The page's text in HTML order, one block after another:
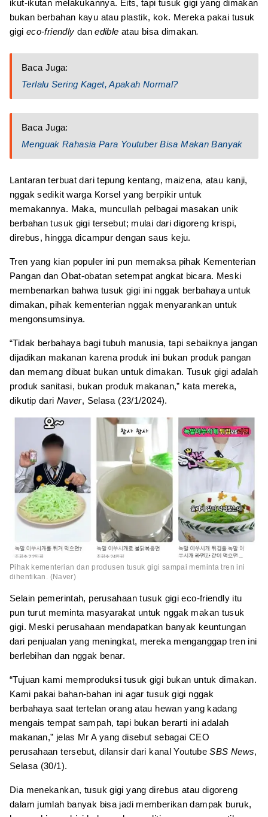
ikut-ikutan melakukannya. Eits, tapi tusuk gigi yang dimakan
bukan berbahan kayu atau plastik, kok. Mereka pakai tusuk
gigi eco-friendly danedible atau bisa dimakan.
Baca Juga:
Terlalu Sering Kaget, Apakah Normal?
Baca Juga:
Menguak Rahasia Para Youtuber Bisa Makan Banyak
Lantaran terbuat dari tepung kentang, maizena, atau kanji,
nggak sedikit warga Korsel yang berpikir untuk
memakannya. Maka, muncullah pelbagai masakan unik
berbahan tusuk gigi tersebut; mulai dari digoreng krispi,
direbus, hingga dicampur dengan saus keju.
Tren yang kian populer ini pun memaksa pihak Kementerian
Pangan dan Obat-obatan setempat angkat bicara. Meski
membenarkan bahwa tusuk gigi ini nggak berbahaya untuk
dimakan, pihak kementerian nggak menyarankan untuk
mengonsumsinya.
“Tidak berbahaya bagi tubuh manusia, tapi sebaiknya jangan
dijadikan makanan karena produk ini bukan produk pangan
dan memang dibuat bukan untuk dimakan. Tusuk gigi adalah
produk sanitasi, bukan produk makanan,” kata mereka,
dikutip dari Naver, Selasa (23/1/2024).
Pihak kementerian dan produsen tusuk gigi sampai meminta tren ini
dihentikan. (Naver)
Selain pemerintah, perusahaan tusuk gigi eco-friendly itu
pun turut meminta masyarakat untuk nggak makan tusuk
gigi. Meski perusahaan mendapatkan banyak keuntungan
dari penjualan yang meningkat, mereka menganggap tren ini
berlebihan dan nggak benar.
“Tujuan kami memproduksi tusuk gigi bukan untuk dimakan.
Kami pakai bahan-bahan ini agar tusuk gigi nggak
berbahaya saat tertelan orang atau hewan yang kadang
mengais tempat sampah, tapi bukan berarti ini adalah
makanan,” jelas Mr A yang disebut sebagai CEO
perusahaan tersebut, dilansir dari kanal YoutubeSBS News,
Selasa (30/1).
Dia menekankan, tusuk gigi yang direbus atau digoreng
dalam jumlah banyak bisa jadi memberikan dampak buruk,